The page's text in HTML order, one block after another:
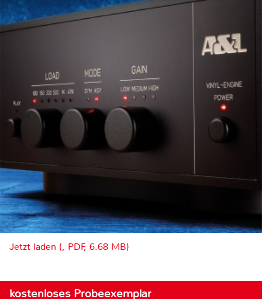
Jetzt laden (, PDF, 6.68 MB)
kostenloses Probeexemplar